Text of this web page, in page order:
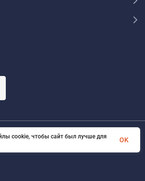
Все права защищены
cookie, чтобы сайт был лучше для
OK